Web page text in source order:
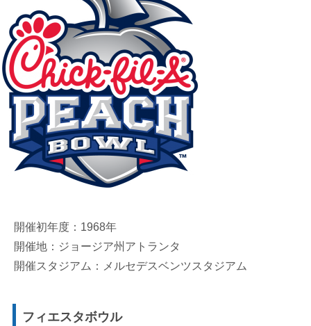
開催初年度：1968年
開催地：ジョージア州アトランタ
開催スタジアム：メルセデスベンツスタジアム
フィエスタボウル